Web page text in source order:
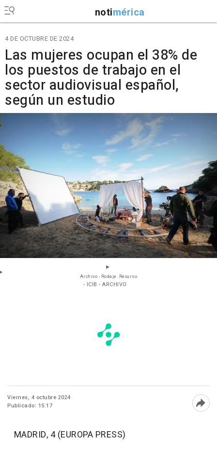
notimérica
4 DE OCTUBRE DE 2024
Las mujeres ocupan el 38% de
los puestos de trabajo en el
sector audiovisual español,
según un estudio
Archivo - Rodaje. Recurso
- ICIB - ARCHIVO
Viernes, 4 octubre 2024
Publicado: 15:17
MADRID, 4 (EUROPA PRESS)